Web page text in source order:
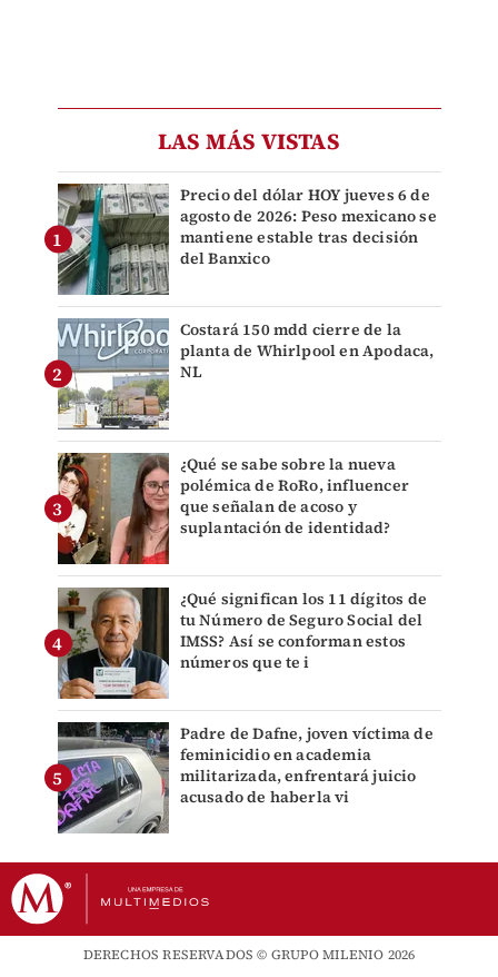
LAS MÁS VISTAS
Precio del dólar HOY jueves 6 de
agosto de 2026: Peso mexicano se
mantiene estable tras decisión
del Banxico
Costará 150 mdd cierre de la
planta de Whirlpool en Apodaca,
NL
¿Qué se sabe sobre la nueva
polémica de RoRo, influencer
que señalan de acoso y
suplantación de identidad?
¿Qué significan los 11 dígitos de
tu Número de Seguro Social del
IMSS? Así se conforman estos
números que te i
Padre de Dafne, joven víctima de
feminicidio en academia
militarizada, enfrentará juicio
acusado de haberla vi
DERECHOS RESERVADOS © GRUPO MILENIO 2026